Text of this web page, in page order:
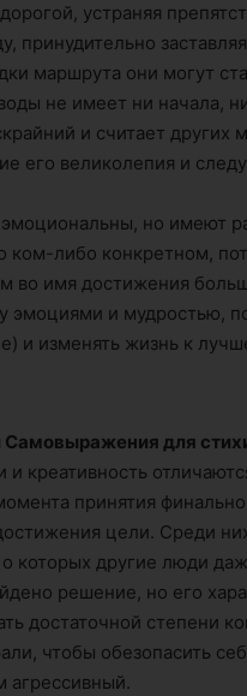
устраняя
принудительно
маршрута они могут
не имеет ни начала,
и считает
его великолепия и
но имеют
ком-либо конкретном,
во имя достижения
эмоциями и мудростью,
и изменять жизнь к
Самовыражения для
и креативность
принятия
цели. Среди
которых другие люди
решение, но его
достаточной степени
чтобы обезопасить
агрессивный.